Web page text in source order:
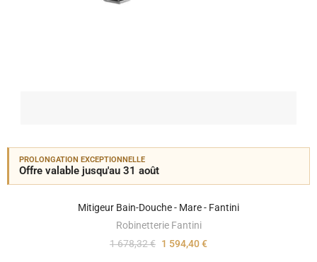
PROLONGATION EXCEPTIONNELLE
Offre valable jusqu'au 31 août
Mitigeur Bain-Douche - Mare - Fantini
Robinetterie Fantini
1 678,32 € 1 594,40 €